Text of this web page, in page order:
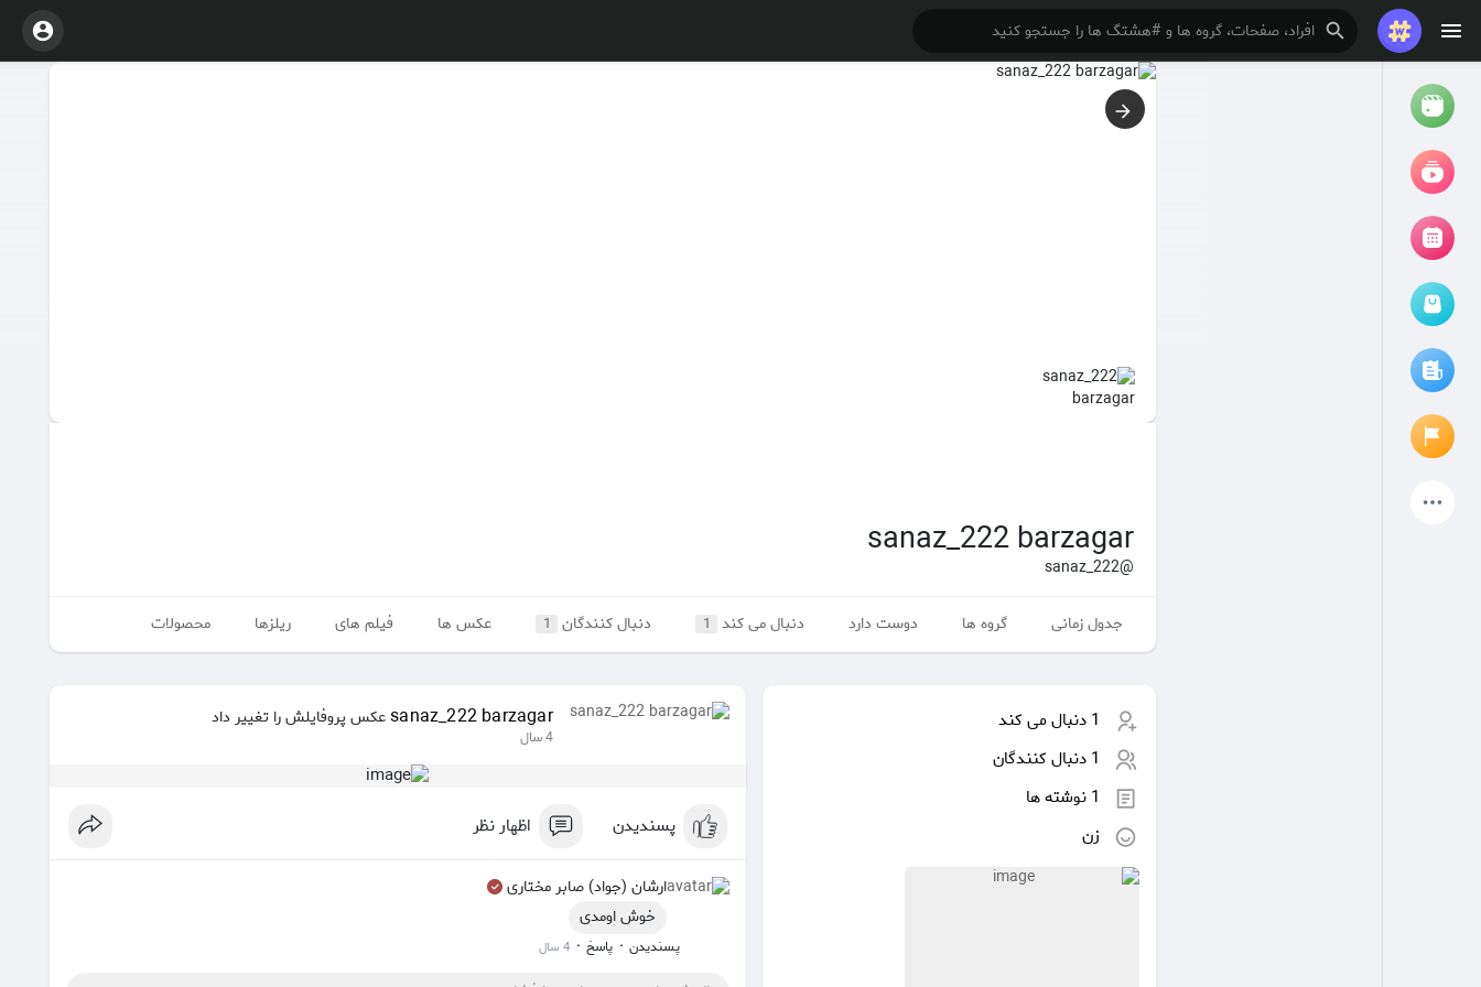
صفحات لایک شده
کاوش کنید
بازی ها
ارائه می دهد
sanaz_222 barzagar
@sanaz_222
جدول زمانی گروه ها دوست دارد دنبال می کند 1 دنبال کنندگان 1 عکس ها فیلم های ریلزها محصولات
1 دنبال می کند
1 دنبال کنندگان
1 نوشته ها
زن
sanaz_222 barzagarعکس پروفایلش را تغییر داد
4 سال
پسندیدن اظهار نظر
ارشان (جواد) صابر مختاری
خوش اومدی
پسندیدن · پاسخ · 4 سال